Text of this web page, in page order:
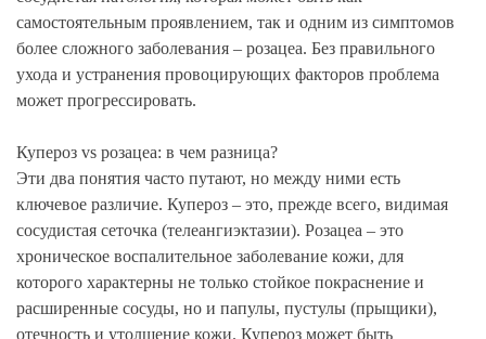
самостоятельным проявлением, так и одним из симптомов
более сложного заболевания – розацеа. Без правильного
ухода и устранения провоцирующих факторов проблема
может прогрессировать.
Купероз vs розацеа: в чем разница?
Эти два понятия часто путают, но между ними есть
ключевое различие. Купероз – это, прежде всего, видимая
сосудистая сеточка (телеангиэктазии). Розацеа – это
хроническое воспалительное заболевание кожи, для
которого характерны не только стойкое покраснение и
расширенные сосуды, но и папулы, пустулы (прыщики),
отечность и утолщение кожи. Купероз может быть